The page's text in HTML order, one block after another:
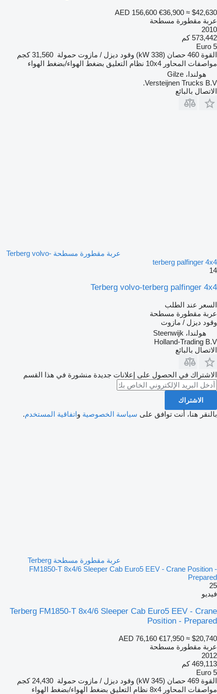
AED 156,600 €36,900 ≈ $42,630
عربة مقطورة مسطحة
2010
573,442 كم
Euro 5
القوة 460 حصان (338 kW) وقود ديزل / مازوت حمولة 31,560 كجم
مواصفات المحاور 10x4 نظام التعليق بضغط الهواء/بضغط الهواء
هولندا، Gilze
Versteijnen Trucks B.V.
الاتصال بالبائع
عربة مقطورة مسطحة Terberg volvo-
terberg palfinger 4x4
14
Terberg volvo-terberg palfinger 4x4
السعر عند الطلب
عربة مقطورة مسطحة
وقود ديزل / مازوت
هولندا، Steenwijk
Holland-Trading B.V
الاتصال بالبائع
الاشتراك في الحصول على إعلانات جديدة منشورة في هذا القسم
الاشتراك
بالنقر هنا، أنت توافق على سياسة الخصوصية واتفاقية المستخدم.
عربة مقطورة مسطحة Terberg
FM1850-T 8x4/6 Sleeper Cab Euro5 EEV - Crane Position -
Prepared
25
فيديو
Terberg FM1850-T 8x4/6 Sleeper Cab Euro5 EEV - Crane
Position - Prepared
AED 76,160 €17,950 ≈ $20,740
عربة مقطورة مسطحة
2012
469,113 كم
Euro 5
القوة 469 حصان (345 kW) وقود ديزل / مازوت حمولة 24,430 كجم
مواصفات المحاور 8x4 نظام التعليق بضغط الهواء/بضغط الهواء